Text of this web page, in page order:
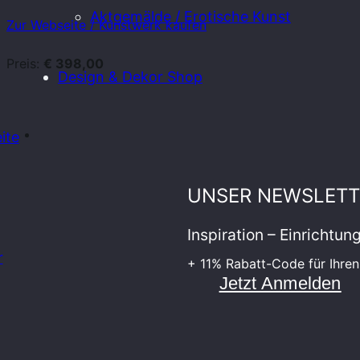
Aktgemälde / Erotische Kunst
Design & Dekor Shop
Zur Webseite / Kunstwerk kaufen
Preis: € 398,00
UNSER
Inspiration –
+ 11% Rabatt-Code für
Jetzt Anmelden